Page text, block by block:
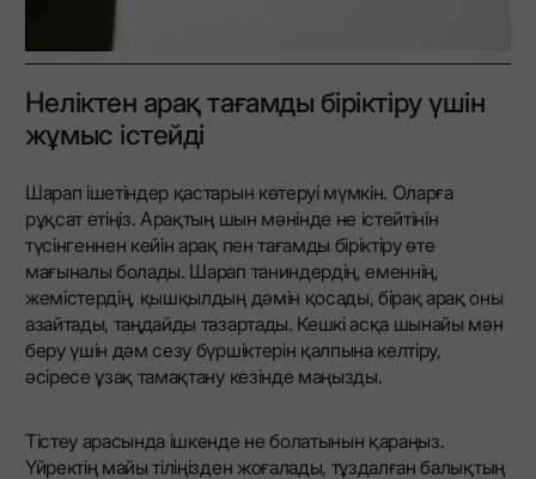
Неліктен арақ тағамды біріктіру үшін
жұмыс істейді
Шарап ішетіндер қастарын көтеруі мүмкін. Оларға
рұқсат етіңіз. Арақтың шын мәнінде не істейтінін
түсінгеннен кейін арақ пен тағамды біріктіру өте
мағыналы болады. Шарап таниндердің, еменнің,
жемістердің, қышқылдың дәмін қосады, бірақ арақ оны
азайтады, таңдайды тазартады. Кешкі асқа шынайы мән
беру үшін дәм сезу бүршіктерін қалпына келтіру,
әсіресе ұзақ тамақтану кезінде маңызды.
Тістеу арасында ішкенде не болатынын қараңыз.
Үйректің майы тіліңізден жоғалады, тұздалған балықтың